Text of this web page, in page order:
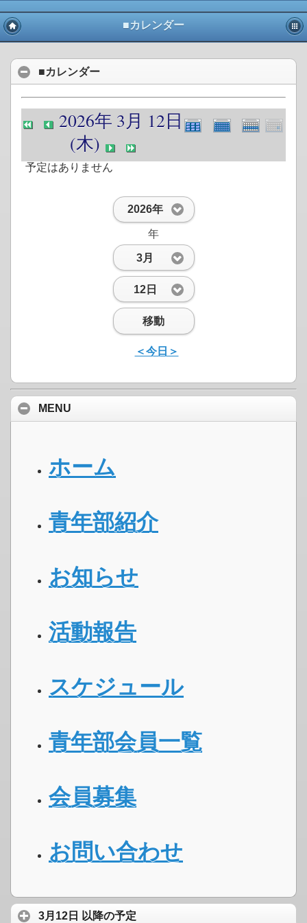
■カレンダー
■カレンダー
2026年 3月 12日
(木)
予定はありません
2026年
年
3月
12日
移動
＜今日＞
MENU
ホーム
青年部紹介
お知らせ
活動報告
スケジュール
青年部会員一覧
会員募集
お問い合わせ
3月12日 以降の予定